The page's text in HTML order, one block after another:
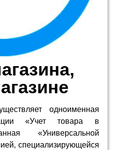
одноименная
«Учет товара в
«Универсальной
специализирующейся